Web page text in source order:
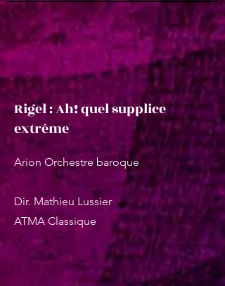
Rigel : Ah! quel supplice
extrême
Arion Orchestre baroque
Dir. Mathieu Lussier
ATMA Classique